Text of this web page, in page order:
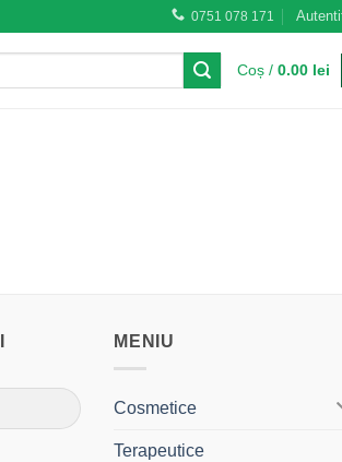
0751 078 171
Coș /0.00 lei
MENIU
Cosmetice
Terapeutice